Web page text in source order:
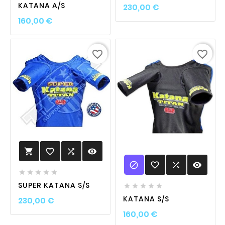
KATANA A/S
160,00 €Prix
230,00 €Prix
 favorite_border  visibility
    
SUPER KATANA S/S
230,00 €Prix
favorite_border
 favorite_border  visibility
    
KATANA S/S
160,00 €Prix
favorite_border